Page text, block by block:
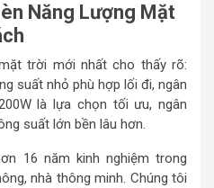
Năng Lượng Mặt
trời mới nhất cho thấy rõ:
suất nhỏ phù hợp lối đi, ngân
là lựa chọn tối ưu, ngân
suất lớn bền lâu hơn.
16 năm kinh nghiệm trong
nhà thông minh. Chúng tôi